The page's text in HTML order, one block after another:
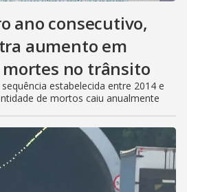
ano consecutivo,
aumento em
no trânsito
estabelecida entre 2014 e
de mortos caiu anualmente